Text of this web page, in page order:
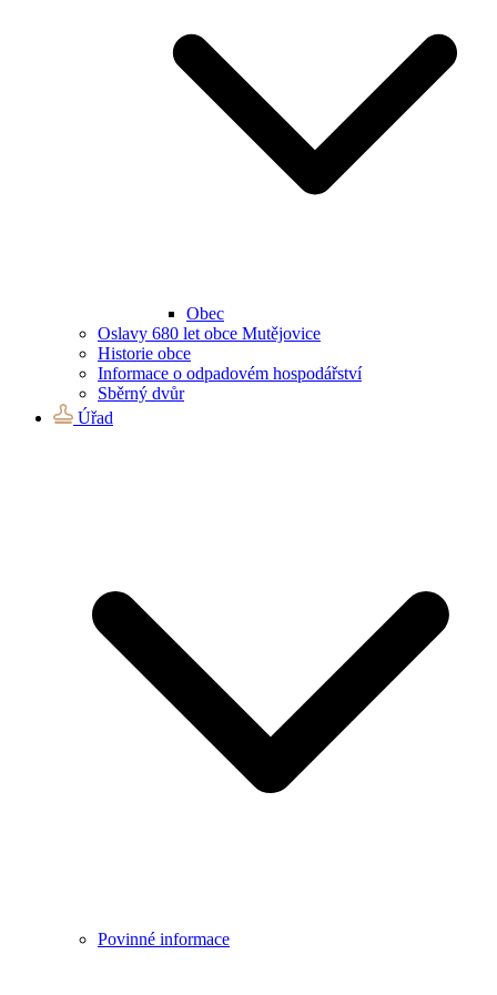
Obec
Oslavy 680 let obce Mutějovice
Historie obce
Informace o odpadovém hospodářství
Sběrný dvůr
Úřad
Povinné informace